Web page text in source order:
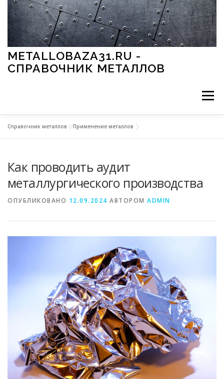
Перейти к содержимому
METALLOBAZA31.RU -
СПРАВОЧНИК МЕТАЛЛОВ
Меню
МЕТАЛЛЫ И ОКРУЖАЮЩАЯ СРЕДА
СОРТА МЕТАЛЛОВ
Справочник металлов »Применение металлов
Как проводить аудит
металлургического производства
ОПУБЛИКОВАНО 12.09.2024 АВТОРОМ ADMIN